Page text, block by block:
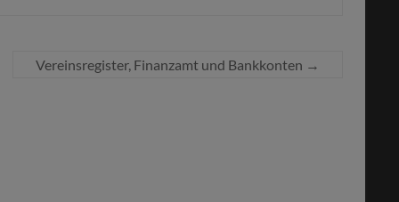
Vereinsregister, Finanzamt und Bankkonten →